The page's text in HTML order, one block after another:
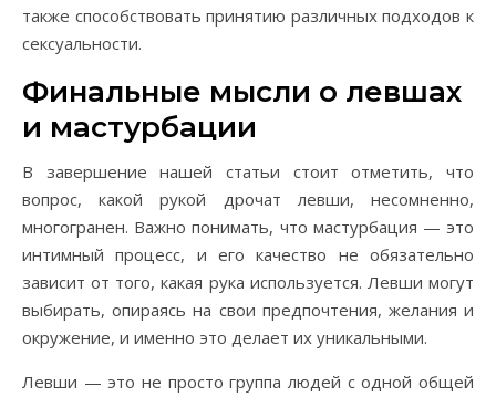
также способствовать принятию различных подходов к
сексуальности.
Финальные мысли о левшах
и мастурбации
В завершение нашей статьи стоит отметить, что
вопрос, какой рукой дрочат левши, несомненно,
многогранен. Важно понимать, что мастурбация — это
интимный процесс, и его качество не обязательно
зависит от того, какая рука используется. Левши могут
выбирать, опираясь на свои предпочтения, желания и
окружение, и именно это делает их уникальными.
Левши — это не просто группа людей с одной общей